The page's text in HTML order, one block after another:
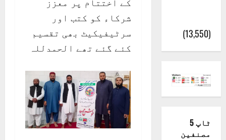
شرکاء کو کتب اور
سرٹیفیکیٹ بھی تقسیم
کئے گئے تھے الحمدللہ
(13,550)
ٹاپ 5
مصنفین